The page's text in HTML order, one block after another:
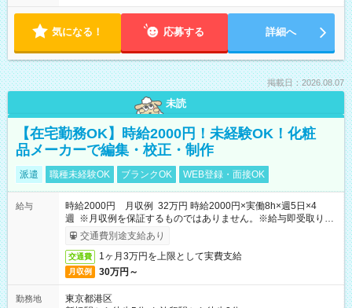
気になる！ 応募する 詳細へ
掲載日：2026.08.07
未読
【在宅勤務OK】時給2000円！未経験OK！化粧
品メーカーで編集・校正・制作
派遣 職種未経験OK ブランクOK WEB登録・面接OK
給与
時給2000円 月収例 32万円 時給2000円×実働8h×週5日×4
週 ※月収例を保証するものではありません。※給与即受取りサ
ービス利用可（利用条件有）
交通費別途支給あり
交通費 1ヶ月3万円を上限として実費支給
月収例 30万円～
勤務地
東京都港区